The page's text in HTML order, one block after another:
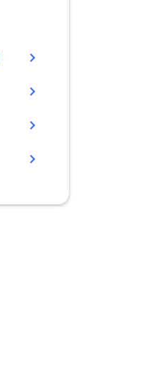
chevron_right
chevron_right
chevron_right
chevron_right